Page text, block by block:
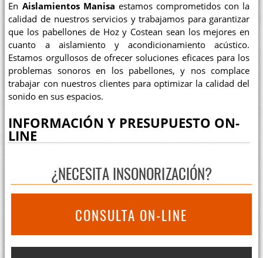
En Aislamientos Manisa estamos comprometidos con la
calidad de nuestros servicios y trabajamos para garantizar
que los pabellones de Hoz y Costean sean los mejores en
cuanto a aislamiento y acondicionamiento acústico.
Estamos orgullosos de ofrecer soluciones eficaces para los
problemas sonoros en los pabellones, y nos complace
trabajar con nuestros clientes para optimizar la calidad del
sonido en sus espacios.
INFORMACIÓN Y PRESUPUESTO ON-
LINE
¿NECESITA INSONORIZACIÓN?
CONSULTA ON-LINE